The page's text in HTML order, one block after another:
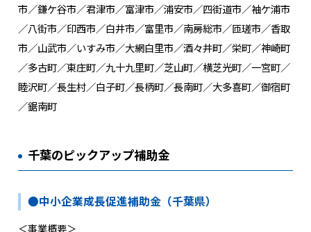
市／鎌ケ谷市／君津市／富津市／浦安市／四街道市／袖ケ浦市
／八街市／印西市／白井市／富里市／南房総市／匝瑳市／香取
市／山武市／いすみ市／大網白里市／酒々井町／栄町／神崎町
／多古町／東庄町／九十九里町／芝山町／横芝光町／一宮町／
睦沢町／長生村／白子町／長柄町／長南町／大多喜町／御宿町
／鋸南町
千葉のピックアップ補助金
●中小企業成長促進補助金（千葉県）
＜事業概要＞